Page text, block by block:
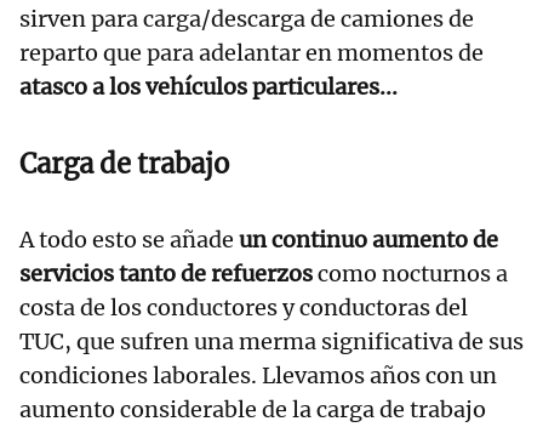
sirven para carga/descarga de camiones de
reparto que para adelantar en momentos de
atasco a los vehículos particulares...
Carga de trabajo
A todo esto se añade un continuo aumento de
servicios tanto de refuerzoscomo nocturnos a
costa de los conductores y conductoras del
TUC, que sufren una merma significativa de sus
condiciones laborales. Llevamos años con un
aumento considerable de la carga de trabajo